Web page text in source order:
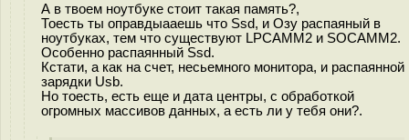
А в твоем ноутбуке стоит такая память?,
Тоесть ты оправдыааешь что Ssd, и Озу распаяный в
ноутбуках, тем что существуют LPCAMM2 и SOCAMM2.
Особенно распаянный Ssd.
Кстати, а как на счет, несьемного монитора, и распаянной
зарядки Usb.
Но тоесть, есть еще и дата центры, c обработкой
огромных массивов данных, а есть ли у тебя они?.